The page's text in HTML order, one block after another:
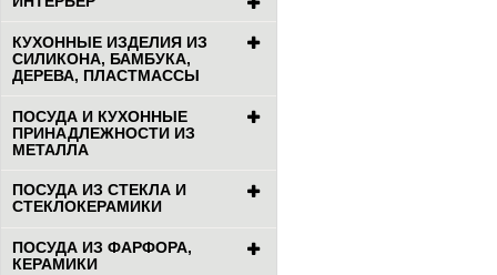
КУХОННЫЕ ИЗДЕЛИЯ ИЗ
СИЛИКОНА, БАМБУКА,
ДЕРЕВА, ПЛАСТМАССЫ
ПОСУДА И КУХОННЫЕ
ПРИНАДЛЕЖНОСТИ ИЗ
МЕТАЛЛА
ПОСУДА ИЗ СТЕКЛА И
СТЕКЛОКЕРАМИКИ
ПОСУДА ИЗ ФАРФОРА,
КЕРАМИКИ